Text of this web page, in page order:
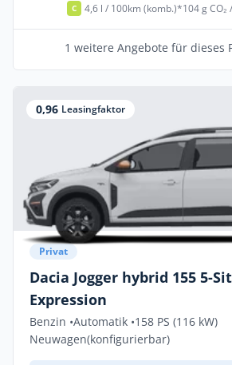
C 4,6 l / 100km (komb.)*104 g
1 weitere Angebote für dieses
0,96 Leasingfaktor
Privat
Dacia Jogger hybrid 155 5-
Expression
Benzin •Automatik •158 PS (116 kW)
Neuwagen(konfigurierbar)